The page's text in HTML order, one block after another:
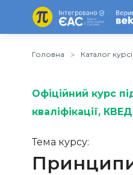
Головна Каталог
Офіційний курс
кваліфікації, КВЕД
Тема курсу: